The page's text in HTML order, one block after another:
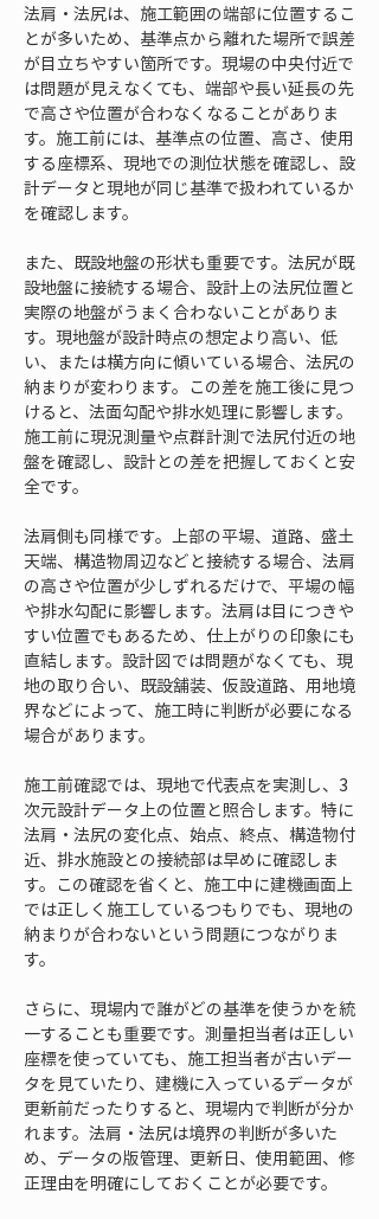
法肩・法尻は、施工範囲の端部に位置するこ
とが多いため、基準点から離れた場所で誤差
が目立ちやすい箇所です。現場の中央付近で
は問題が見えなくても、端部や長い延長の先
で高さや位置が合わなくなることがありま
す。施工前には、基準点の位置、高さ、使用
する座標系、現地での測位状態を確認し、設
計データと現地が同じ基準で扱われているか
を確認します。
また、既設地盤の形状も重要です。法尻が既
設地盤に接続する場合、設計上の法尻位置と
実際の地盤がうまく合わないことがありま
す。現地盤が設計時点の想定より高い、低
い、または横方向に傾いている場合、法尻の
納まりが変わります。この差を施工後に見つ
けると、法面勾配や排水処理に影響します。
施工前に現況測量や点群計測で法尻付近の地
盤を確認し、設計との差を把握しておくと安
全です。
法肩側も同様です。上部の平場、道路、盛土
天端、構造物周辺などと接続する場合、法肩
の高さや位置が少しずれるだけで、平場の幅
や排水勾配に影響します。法肩は目につきや
すい位置でもあるため、仕上がりの印象にも
直結します。設計図では問題がなくても、現
地の取り合い、既設舗装、仮設道路、用地境
界などによって、施工時に判断が必要になる
場合があります。
施工前確認では、現地で代表点を実測し、3
次元設計データ上の位置と照合します。特に
法肩・法尻の変化点、始点、終点、構造物付
近、排水施設との接続部は早めに確認しま
す。この確認を省くと、施工中に建機画面上
では正しく施工しているつもりでも、現地の
納まりが合わないという問題につながりま
す。
さらに、現場内で誰がどの基準を使うかを統
一することも重要です。測量担当者は正しい
座標を使っていても、施工担当者が古いデー
タを見ていたり、建機に入っているデータが
更新前だったりすると、現場内で判断が分か
れます。法肩・法尻は境界の判断が多いた
め、データの版管理、更新日、使用範囲、修
正理由を明確にしておくことが必要です。